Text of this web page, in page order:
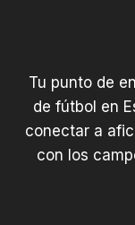
Tu punto de
de fútbol en
conectar a
con los